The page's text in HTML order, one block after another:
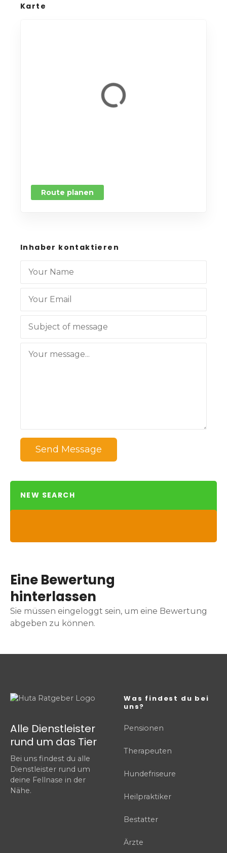
Karte
Route planen
Inhaber kontaktieren
Send Message
NEW SEARCH
Eine Bewertung
hinterlassen
Sie müssen eingeloggt sein, um eine Bewertung
abgeben zu können.
Alle Dienstleister
rund um das Tier
Bei uns findest du alle
Dienstleister rund um
deine Fellnase in der
Nähe.
Was findest du bei
uns?
Pensionen
Therapeuten
Hundefriseure
Heilpraktiker
Bestatter
Ärzte